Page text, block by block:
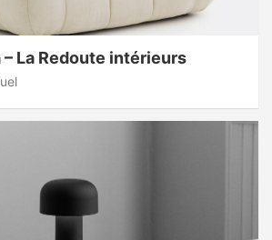
La Redoute intérieurs